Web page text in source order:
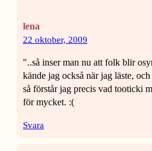
lena
22 oktober, 2009
"..så inser man nu att folk blir
kände jag också när jag läste,
så förstår jag precis vad tooticki
för mycket. :(
Svara